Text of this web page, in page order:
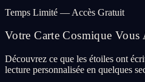
Temps Limité — Accès Gratuit
Votre Carte Cosmique Vous
Découvrez ce que les étoiles ont
lecture personnalisée en quelques